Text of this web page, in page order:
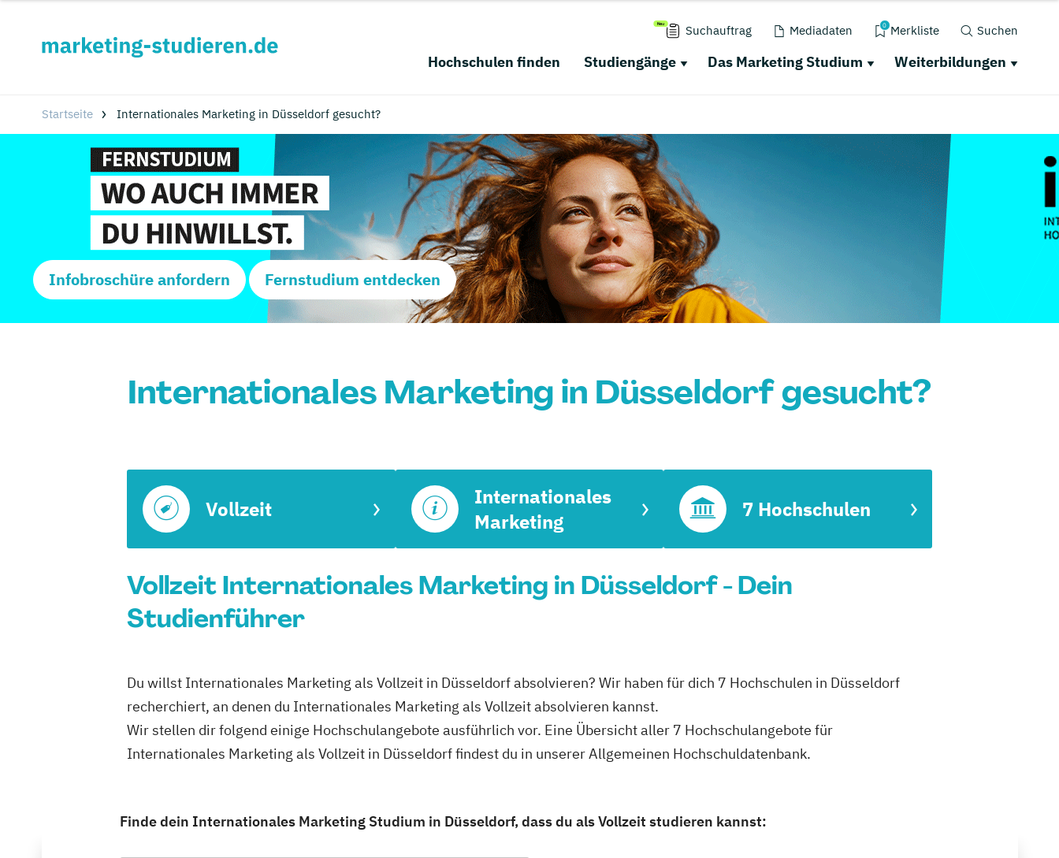
Suchauftrag Mediadaten 0 Merkliste Suchen
Hochschulen finden Studiengänge Das Marketing Studium Weiterbildungen
Startseite Internationales Marketing in Düsseldorf gesucht?
Infobroschüre anfordern Fernstudium entdecken
Internationales Marketing in Düsseldorf gesucht?
Vollzeit
Internationales
Marketing
7 Hochschulen
Vollzeit Internationales Marketing in Düsseldorf - Dein
Studienführer
Du willst Internationales Marketing als Vollzeit in Düsseldorf absolvieren? Wir haben für dich 7 Hochschulen in Düsseldorf
recherchiert, an denen du Internationales Marketing als Vollzeit absolvieren kannst.
Wir stellen dir folgend einige Hochschulangebote ausführlich vor. Eine Übersicht aller 7 Hochschulangebote für
Internationales Marketing als Vollzeit in Düsseldorf findest du in unserer Allgemeinen Hochschuldatenbank.
Finde dein Internationales Marketing Studium in Düsseldorf, dass du als Vollzeit studieren kannst: